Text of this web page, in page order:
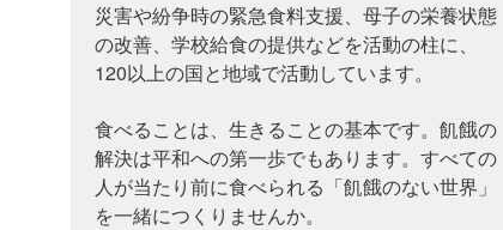
災害や紛争時の緊急食料支援、母子の栄養状態
の改善、学校給食の提供などを活動の柱に、
120以上の国と地域で活動しています。
食べることは、生きることの基本です。飢餓の
解決は平和への第一歩でもあります。すべての
人が当たり前に食べられる「飢餓のない世界」
を一緒につくりませんか。